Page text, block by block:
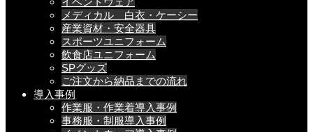
メディカル 白衣・ケーシー
産業資材・安全器具
スポーツユニフォーム
飲食店ユニフォーム
SPグッズ
ご注文から納品までの流れ
導入事例
作業服・作業着導入事例
事務服・制服導入事例